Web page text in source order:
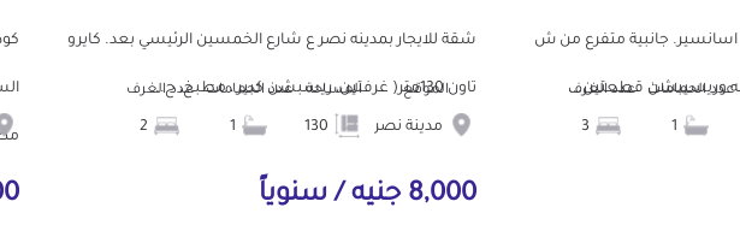
80 متر دور 3 بدون اسانسير. جانبية متفرع من ش
عدد الحمامات عدد الغرف
شقة للايجار بمدينه نصر ع شارع الخمسين الرئيسي بعد. كايرو
تاون 130متر( غرفتين، ريسبشن كبير ، مطبخ، ح...الموقع
مدينة نصر
المساحة عدد الحمامات عدد الغرف
8,000 جنيه / سنوياً